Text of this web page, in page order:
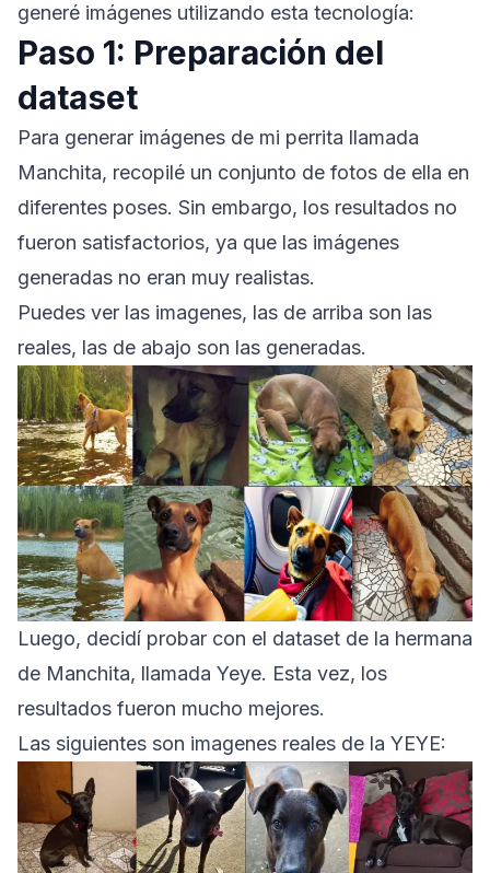
generé imágenes utilizando esta tecnología:
Paso 1: Preparación del
dataset
Para generar imágenes de mi perrita llamada
Manchita, recopilé un conjunto de fotos de ella en
diferentes poses. Sin embargo, los resultados no
fueron satisfactorios, ya que las imágenes
generadas no eran muy realistas.
Puedes ver las imagenes, las de arriba son las
reales, las de abajo son las generadas.
Luego, decidí probar con el dataset de la hermana
de Manchita, llamada Yeye. Esta vez, los
resultados fueron mucho mejores.
Las siguientes son imagenes reales de la YEYE: